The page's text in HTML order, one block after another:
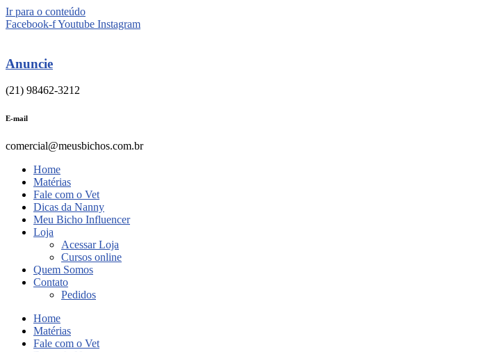
Ir para o conteúdo
Facebook-fYoutube Instagram
Anuncie
(21) 98462-3212
E-mail
comercial@meusbichos.com.br
Home
Matérias
Fale com o Vet
Dicas da Nanny
Meu Bicho Influencer
Loja
Acessar Loja
Cursos online
Quem Somos
Contato
Pedidos
Home
Matérias
Fale com o Vet